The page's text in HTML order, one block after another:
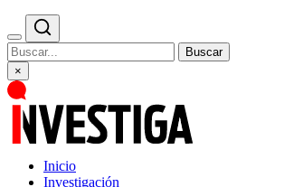
Buscar
×
Inicio
Investigación